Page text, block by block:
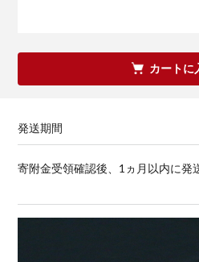
カートに
発送期間
寄附金受領確認後、1ヵ月以内に発